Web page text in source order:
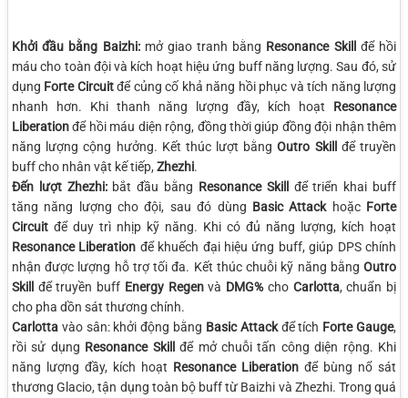
Khởi đầu bằng Baizhi:mở giao tranh bằng Resonance Skillđể hồi
máu cho toàn đội và kích hoạt hiệu ứng buff năng lượng. Sau đó, sử
dụng Forte Circuitđể củng cố khả năng hồi phục và tích năng lượng
nhanh hơn. Khi thanh năng lượng đầy, kích hoạt Resonance
Liberationđể hồi máu diện rộng, đồng thời giúp đồng đội nhận thêm
năng lượng cộng hưởng. Kết thúc lượt bằngOutro Skillđể truyền
buff cho nhân vật kế tiếp, Zhezhi.
Đến lượt Zhezhi:bắt đầu bằng Resonance Skillđể triển khai buff
tăng năng lượng cho đội, sau đó dùng Basic Attackhoặc Forte
Circuit để duy trì nhịp kỹ năng. Khi có đủ năng lượng, kích hoạt
Resonance Liberation để khuếch đại hiệu ứng buff, giúp DPS chính
nhận được lượng hỗ trợ tối đa. Kết thúc chuỗi kỹ năng bằng Outro
Skill để truyền buff Energy Regenvà DMG%cho Carlotta, chuẩn bị
cho pha dồn sát thương chính.
Carlotta vào sân: khởi động bằng Basic Attackđể tích Forte Gauge,
rồi sử dụng Resonance Skillđể mở chuỗi tấn công diện rộng. Khi
năng lượng đầy, kích hoạt Resonance Liberation để bùng nổ sát
thương Glacio, tận dụng toàn bộ buff từ Baizhi và Zhezhi. Trong quá